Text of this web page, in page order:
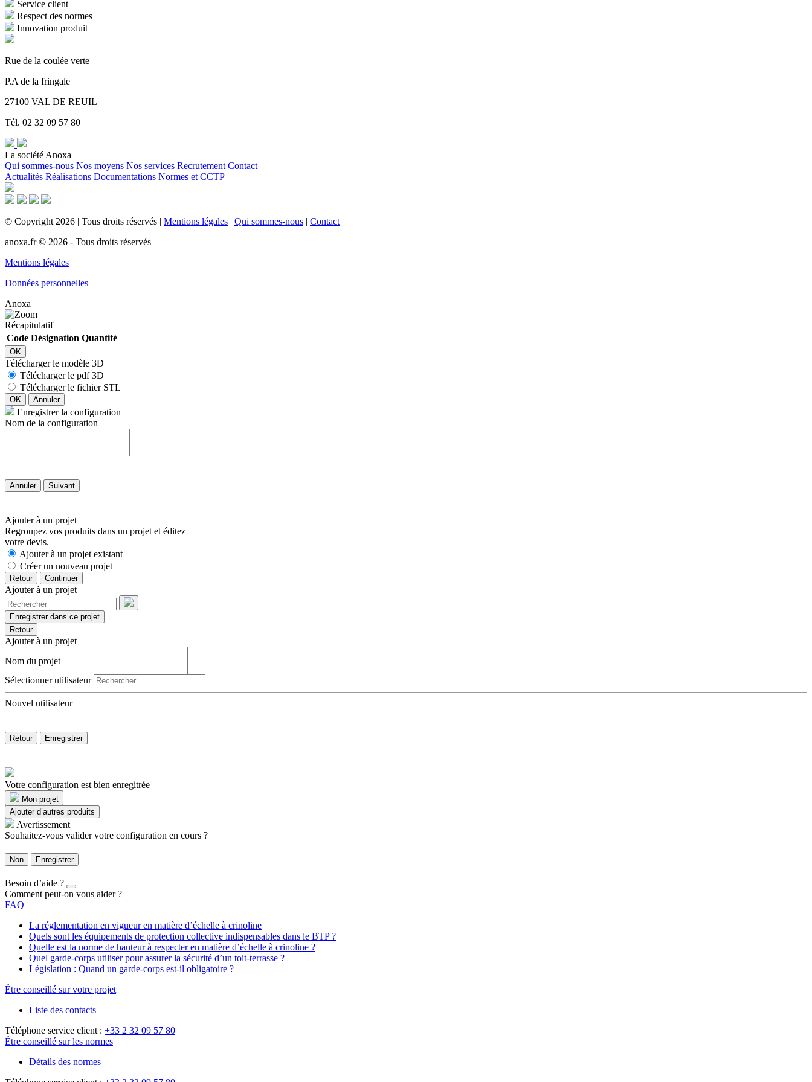
Service client
Respect des normes
Innovation produit
Rue de la coulée verte
P.A de la fringale
27100 VAL DE REUIL
Tél. 02 32 09 57 80
La société Anoxa
Qui sommes-nous Nos moyens Nos services Recrutement Contact
Actualités Réalisations Documentations Normes et CCTP
© Copyright 2026 | Tous droits réservés | Mentions légales | Qui sommes-nous | Contact |
anoxa.fr © 2026 - Tous droits réservés
Mentions légales
Données personnelles
Anoxa
Récapitulatif
Code Désignation Quantité
OK
Télécharger le modèle 3D
Télécharger le pdf 3D
Télécharger le fichier STL
OK Annuler
Enregistrer la configuration
Nom de la configuration
Annuler Suivant
Ajouter à un projet
Regroupez vos produits dans un projet et éditez
votre devis.
Ajouter à un projet existant
Créer un nouveau projet
Retour Continuer
Ajouter à un projet
Enregistrer dans ce projet
Retour
Ajouter à un projet
Nom du projet
Sélectionner utilisateur
Nouvel utilisateur
Retour Enregistrer
Votre configuration est bien enregitrée
Mon projet
Ajouter d’autres produits
Avertissement
Souhaitez-vous valider votre configuration en cours ?
Non Enregistrer
Besoin d’aide ?
Comment peut-on vous aider ?
FAQ
La réglementation en vigueur en matière d’échelle à crinoline
Quels sont les équipements de protection collective indispensables dans le BTP ?
Quelle est la norme de hauteur à respecter en matière d’échelle à crinoline ?
Quel garde-corps utiliser pour assurer la sécurité d’un toit-terrasse ?
Législation : Quand un garde-corps est-il obligatoire ?
Être conseillé sur votre projet
Liste des contacts
Téléphone service client : +33 2 32 09 57 80
Être conseillé sur les normes
Détails des normes